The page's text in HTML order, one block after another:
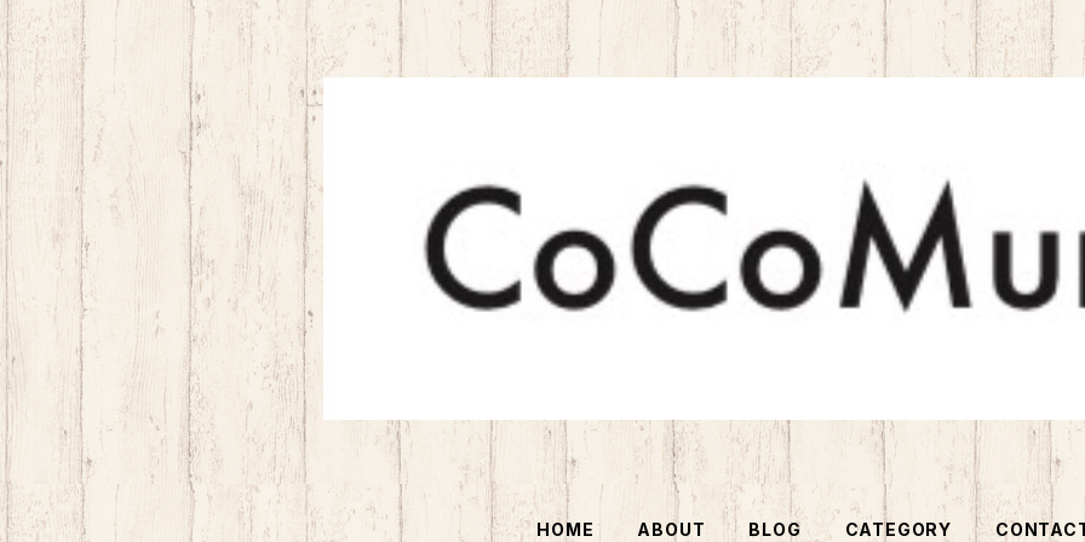
HOME ABOUT BLOG CATEGORY